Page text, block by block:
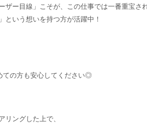
ザー目線」こそが、この仕事では一番重宝さ
いう想いを持つ方が活躍中！
ての方も安心してください◎
リングした上で、